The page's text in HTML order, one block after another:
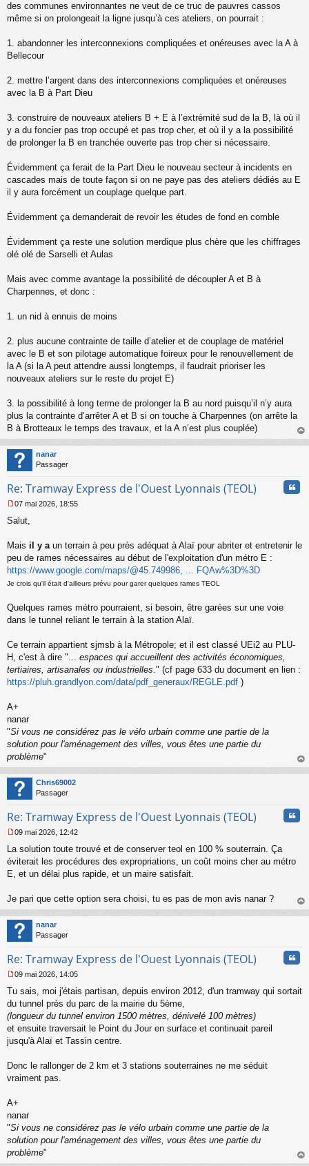
des communes environnantes ne veut de ce truc de pauvres cassos
même si on prolongeait la ligne jusqu’à ces ateliers, on pourrait :
1. abandonner les interconnexions compliquées et onéreuses avec la A à
Bellecour
2. mettre l’argent dans des interconnexions compliquées et onéreuses
avec la B à Part Dieu
3. construire de nouveaux ateliers B + E à l’extrémité sud de la B, là où il
y a du foncier pas trop occupé et pas trop cher, et où il y a la possibilité
de prolonger la B en tranchée ouverte pas trop cher si nécessaire.
Évidemment ça ferait de la Part Dieu le nouveau secteur à incidents en
cascades mais de toute façon si on ne paye pas des ateliers dédiés au E
il y aura forcément un couplage quelque part.
Évidemment ça demanderait de revoir les études de fond en comble
Évidemment ça reste une solution merdique plus chère que les chiffrages
olé olé de Sarselli et Aulas
Mais avec comme avantage la possibilité de découpler A et B à
Charpennes, et donc :
1. un nid à ennuis de moins
2. plus aucune contrainte de taille d’atelier et de couplage de matériel
avec le B et son pilotage automatique foireux pour le renouvellement de
la A (si la A peut attendre aussi longtemps, il faudrait prioriser les
nouveaux ateliers sur le reste du projet E)
3. la possibilité à long terme de prolonger la B au nord puisqu’il n’y aura
plus la contrainte d’arrêter A et B si on touche à Charpennes (on arrête la
B à Brotteaux le temps des travaux, et la A n’est plus couplée)
au
nanar
Passager
Re: Tramway Express de l'Ouest Lyonnais (TEOL)
e
s
g
e
n
n
u
07 mai 2026, 18:55
Salut,
Mais il y aun terrain à peu près adéquat à Alaï pour abriter et entretenir le
peu de rames nécessaires au début de l'exploitation d'un métro E :
https://www.google.com/maps/@45.749986, ... FQAw%3D%3D
Je crois qu'il était d'ailleurs prévu pour garer quelques rames TEOL
Quelques rames métro pourraient, si besoin, être garées sur une voie
dans le tunnel reliant le terrain à la station Alaï.
Ce terrain appartient sjmsb à la Métropole; et il est classé UEi2 au PLU-
H, c'est à dire "... espaces qui accueillent des activités économiques,
tertiaires, artisanales ou industrielles." (cf page 633 du document en lien :
https://pluh.grandlyon.com/data/pdf_generaux/REGLE.pdf )
A+
nanar
"Si vous ne considérez pas le vélo urbain comme une partie de la
solution pour l'aménagement des villes, vous êtes une partie du
problème"
au
Chris69002
Passager
Re: Tramway Express de l'Ouest Lyonnais (TEOL)
e
s
a
e
n
o
n
l
09 mai 2026, 12:42
La solution toute trouvé et de conserver teol en 100 % souterrain. Ça
éviterait les procédures des expropriations, un coût moins cher au métro
E, et un délai plus rapide, et un maire satisfait.
Je pari que cette option sera choisi, tu es pas de mon avis nanar ?
au
nanar
Passager
Re: Tramway Express de l'Ouest Lyonnais (TEOL)
e
s
s
g
e
o
n
09 mai 2026, 14:05
Tu sais, moi j'étais partisan, depuis environ 2012, d'un tramway qui sortait
du tunnel près du parc de la mairie du 5ème,
(longueur du tunnel environ 1500 mètres, dénivelé 100 mètres)
et ensuite traversait le Point du Jour en surface et continuait pareil
jusqu'à Alaï et Tassin centre.
Donc le rallonger de 2 km et 3 stations souterraines ne me séduit
vraiment pas.
A+
nanar
"Si vous ne considérez pas le vélo urbain comme une partie de la
solution pour l'aménagement des villes, vous êtes une partie du
problème"